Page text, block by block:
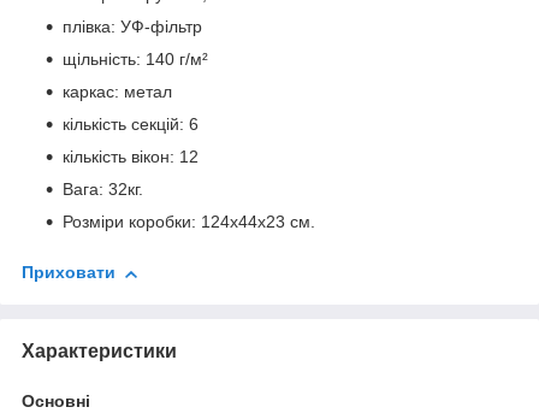
плівка: УФ-фільтр
щільність: 140 г/м²
каркас: метал
кількість секцій: 6
кількість вікон: 12
Вага: 32кг.
Розміри коробки: 124х44х23 см.
Приховати
Характеристики
Основні